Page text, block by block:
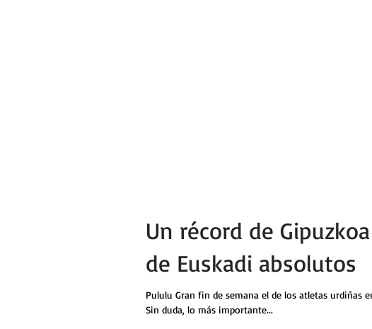
Un récord de
de Euskadi absolutos
Pululu Gran fin de semana el de los atletas urdiñas
Sin duda, lo más importante...